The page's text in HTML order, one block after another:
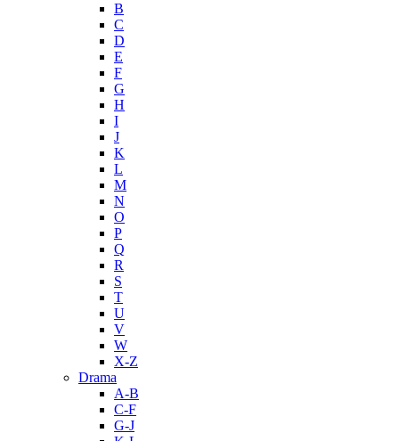
B
C
D
E
F
G
H
I
J
K
L
M
N
O
P
Q
R
S
T
U
V
W
X-Z
Drama
A-B
C-F
G-J